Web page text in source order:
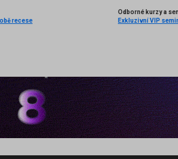
recese
Odborné kurzy a
Exkluzivní VIP